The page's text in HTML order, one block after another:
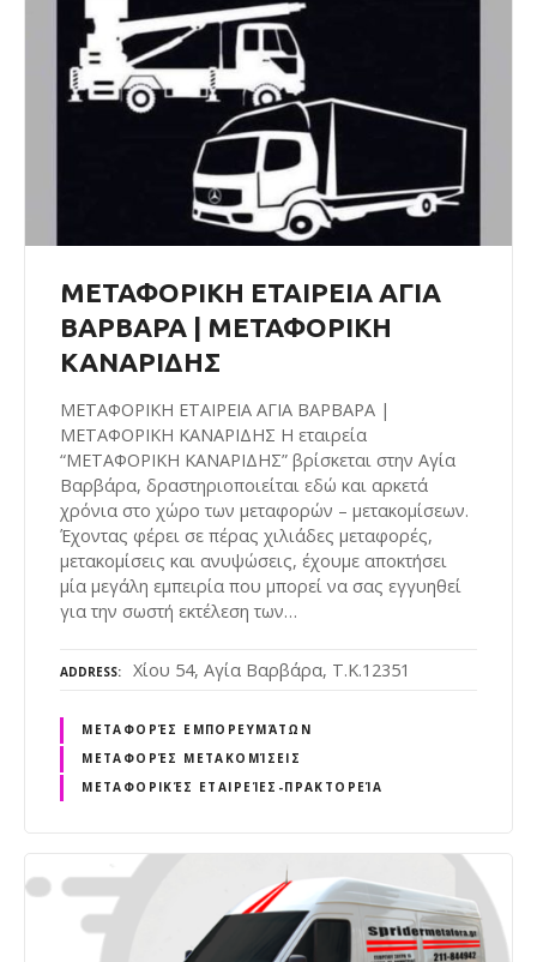
ΜΕΤΑΦΟΡΙΚΗ ΕΤΑΙΡΕΙΑ ΑΓΙΑ
ΒΑΡΒΑΡΑ | ΜΕΤΑΦΟΡΙΚΗ
ΚΑΝΑΡΙΔΗΣ
ΜΕΤΑΦΟΡΙΚΗ ΕΤΑΙΡΕΙΑ ΑΓΙΑ ΒΑΡΒΑΡΑ |
ΜΕΤΑΦΟΡΙΚΗ ΚΑΝΑΡΙΔΗΣ Η εταιρεία
“ΜΕΤΑΦΟΡΙΚΗ ΚΑΝΑΡΙΔΗΣ” βρίσκεται στην Αγία
Βαρβάρα, δραστηριοποιείται εδώ και αρκετά
χρόνια στο χώρο των μεταφορών – μετακομίσεων.
Έχοντας φέρει σε πέρας χιλιάδες μεταφορές,
μετακομίσεις και ανυψώσεις, έχουμε αποκτήσει
μία μεγάλη εμπειρία που μπορεί να σας εγγυηθεί
για την σωστή εκτέλεση των…
ADDRESS Χίου 54, Αγία Βαρβάρα, Τ.Κ.12351
ΜΕΤΑΦΟΡΈΣ ΕΜΠΟΡΕΥΜΆΤΩΝ
ΜΕΤΑΦΟΡΈΣ ΜΕΤΑΚΟΜΊΣΕΙΣ
ΜΕΤΑΦΟΡΙΚΈΣ ΕΤΑΙΡΕΊΕΣ-ΠΡΑΚΤΟΡΕΊΑ